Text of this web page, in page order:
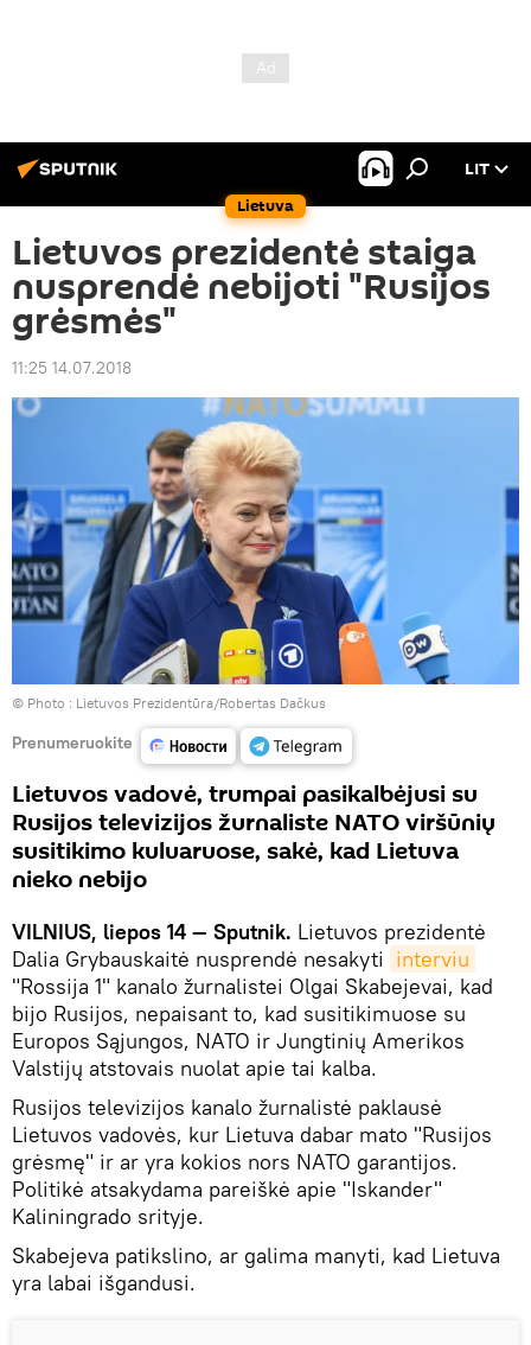
Lietuva
LIT
Lietuvos prezidentė staiga
nusprendė nebijoti "Rusijos
grėsmės"
11:25 14.07.2018
© Photo : Lietuvos Prezidentūra/Robertas Dačkus
Prenumeruokite
Lietuvos vadovė, trumpai pasikalbėjusi su
Rusijos televizijos žurnaliste NATO viršūnių
susitikimo kuluaruose, sakė, kad Lietuva
nieko nebijo
VILNIUS, liepos 14 — Sputnik. Lietuvos prezidentė
Dalia Grybauskaitė nusprendė nesakyti interviu
"Rossija 1" kanalo žurnalistei Olgai Skabejevai, kad
bijo Rusijos, nepaisant to, kad susitikimuose su
Europos Sąjungos, NATO ir Jungtinių Amerikos
Valstijų atstovais nuolat apie tai kalba.
Rusijos televizijos kanalo žurnalistė paklausė
Lietuvos vadovės, kur Lietuva dabar mato "Rusijos
grėsmę" ir ar yra kokios nors NATO garantijos.
Politikė atsakydama pareiškė apie "Iskander"
Kaliningrado srityje.
Skabejeva patikslino, ar galima manyti, kad Lietuva
yra labai išgandusi.